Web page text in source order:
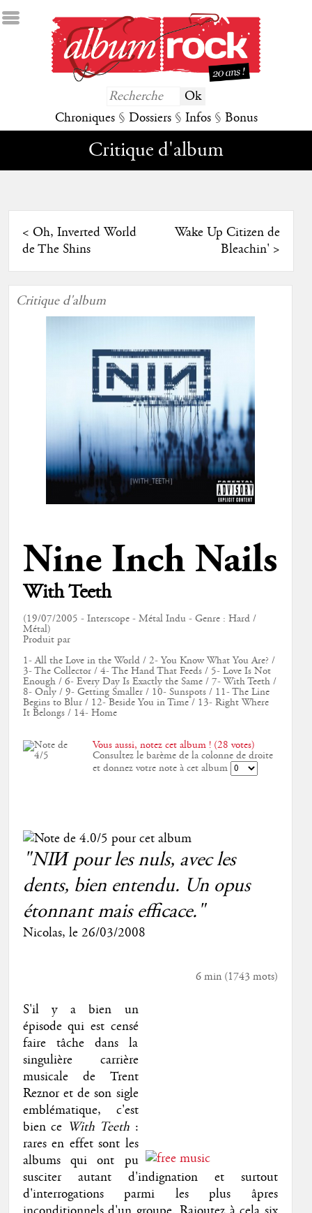
Chroniques § Dossiers § Infos § Bonus
Critique d'album
< Oh, Inverted World
de The Shins
Wake Up Citizen de
Bleachin' >
Critique d'album
Nine Inch Nails
With Teeth
(19/07/2005 - Interscope - Métal Indu - Genre : Hard /
Métal)
Produit par
1- All the Love in the World / 2- You Know What You Are? /
3- The Collector / 4- The Hand That Feeds / 5- Love Is Not
Enough / 6- Every Day Is Exactly the Same / 7- With Teeth /
8- Only / 9- Getting Smaller / 10- Sunspots / 11- The Line
Begins to Blur / 12- Beside You in Time / 13- Right Where
It Belongs / 14- Home
Vous aussi, notez cet album ! (28 votes)
Consultez le barème de la colonne de droite
et donnez votre note à cet album
"NIИ pour les nuls, avec les
dents, bien entendu. Un opus
étonnant mais efficace."
Nicolas, le 26/03/2008
6 min(1743 mots)
S'il y a bien un
épisode qui est censé
faire tâche dans la
singulière carrière
musicale de Trent
Reznor et de son sigle
emblématique, c'est
bien ce With Teeth:
rares en effet sont les
albums qui ont pu
susciter autant d'indignation et surtout
d'interrogations parmi les plus âpres